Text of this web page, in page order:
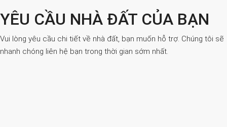
YÊU CẦU NHÀ ĐẤT CỦA BẠN
Vui lòng yêu cầu chi tiết về nhà đất, bạn muốn hỗ trợ. Chúng tôi sẽ
nhanh chóng liên hệ bạn trong thời gian sớm nhất.